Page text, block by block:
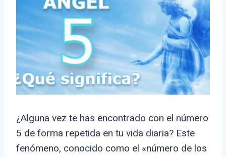
¿Alguna vez te has encontrado con el número
5 de forma repetida en tu vida diaria? Este
fenómeno, conocido como el «número de los